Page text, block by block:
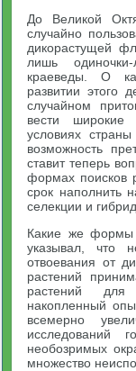
До Великой
случайно
дикорастущей
лишь
краеведы. О
развитии этого
случайном
вести
условиях
возможность
ставит теперь
формах поисков
срок наполнить
селекции и
Какие же формы
указывал, что
отвоевания от
растений
растений для
накопленный
всемерно
исследований
необозримых
множество